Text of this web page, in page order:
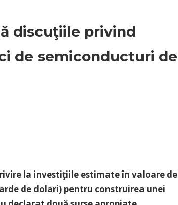
discuţiile privind
de semiconducturi de
la investiţiile estimate în valoare de
de dolari) pentru construirea unei